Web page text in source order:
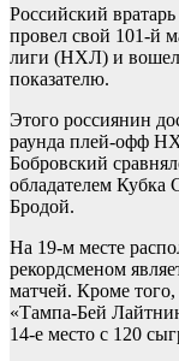
Российский
провел свой 101-й
лиги (НХЛ) и вошел
показателю.
Этого россиянин
раунда плей-офф
Бобровский
обладателем Кубка
Бродой.
На 19-м месте
рекордсменом
матчей. Кроме
«Тампа-Бей
14-е место с 120